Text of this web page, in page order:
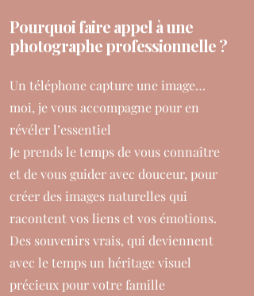
Pourquoi faire appel à une
photographe professionnelle ?
Un téléphone capture une image…
moi, je vous accompagne pour en
révéler l’essentiel
Je prends le temps de vous connaître
et de vous guider avec douceur, pour
créer des images naturelles qui
racontent vos liens et vos émotions.
Des souvenirs vrais, qui deviennent
avec le temps un héritage visuel
précieux pour votre famille